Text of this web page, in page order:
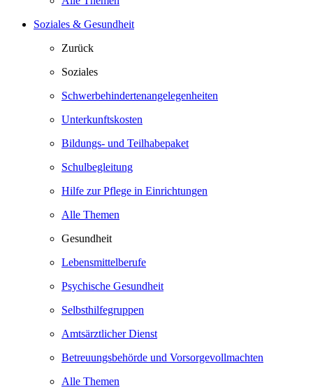
Soziales & Gesundheit
Zurück
Soziales
Schwerbehindertenangelegenheiten
Unterkunftskosten
Bildungs- und Teilhabepaket
Schulbegleitung
Hilfe zur Pflege in Einrichtungen
Alle Themen
Gesundheit
Lebensmittelberufe
Psychische Gesundheit
Selbsthilfegruppen
Amtsärztlicher Dienst
Betreuungsbehörde und Vorsorgevollmachten
Alle Themen